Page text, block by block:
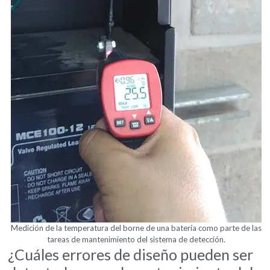
Medición de la temperatura del borne de una batería como parte de las
tareas de mantenimiento del sistema de detección.
¿Cuáles errores de diseño pueden ser